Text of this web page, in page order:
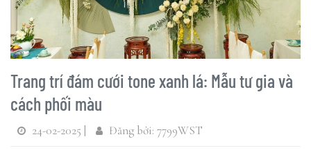
Trang trí đám cưới tone xanh lá: Mẫu tư gia và
cách phối màu
24-02-2025 | Đăng bởi: 7799WST